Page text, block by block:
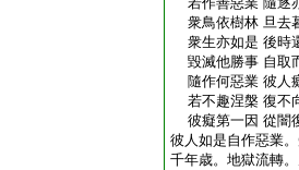
衆鳥依樹林 旦去
衆生亦如是 後時
毀滅他勝事 自取
隨作何惡業 彼人
若不趣涅槃 復不
彼癡第一因 從闇
彼人如是自作惡業
千年歳。地獄流轉